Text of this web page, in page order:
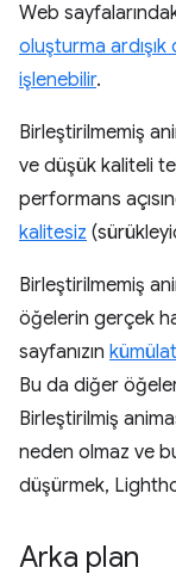
Web
oluşturma
işlenebilir.
Birleştirilmemiş
ve düşük kaliteli
performans
kalitesiz
Birleştirilmemiş
öğelerin gerçek
sayfanızın
Bu da diğer
Birleştirilmiş
neden olmaz ve
düşürmek,
Arka plan